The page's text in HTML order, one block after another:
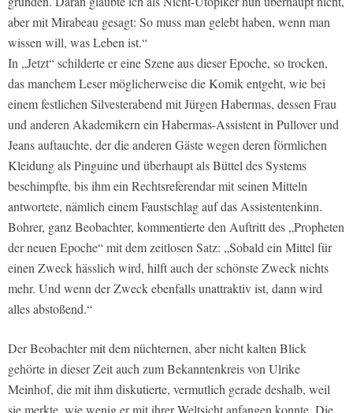
aber mit Mirabeau gesagt: So muss man gelebt haben, wenn man
wissen will, was Leben ist.“
In „Jetzt“ schilderte er eine Szene aus dieser Epoche, so trocken,
das manchem Leser möglicherweise die Komik entgeht, wie bei
einem festlichen Silvesterabend mit Jürgen Habermas, dessen Frau
und anderen Akademikern ein Habermas-Assistent in Pullover und
Jeans auftauchte, der die anderen Gäste wegen deren förmlichen
Kleidung als Pinguine und überhaupt als Büttel des Systems
beschimpfte, bis ihm ein Rechtsreferendar mit seinen Mitteln
antwortete, nämlich einem Faustschlag auf das Assistentenkinn.
Bohrer, ganz Beobachter, kommentierte den Auftritt des „Propheten
der neuen Epoche“ mit dem zeitlosen Satz: „Sobald ein Mittel für
einen Zweck hässlich wird, hilft auch der schönste Zweck nichts
mehr. Und wenn der Zweck ebenfalls unattraktiv ist, dann wird
alles abstoßend.“
Der Beobachter mit dem nüchternen, aber nicht kalten Blick
gehörte in dieser Zeit auch zum Bekanntenkreis von Ulrike
Meinhof, die mit ihm diskutierte, vermutlich gerade deshalb, weil